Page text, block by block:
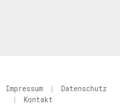
Impressum |
Datenschutz
|
Kontakt